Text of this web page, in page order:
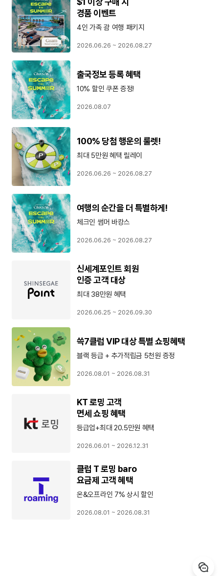
경품 이벤트
4인 가족 괌 여행 패키지
2026.06.26 ~ 2026.08.27
출국정보 등록 혜택
10% 할인 쿠폰 증정!
2026.08.07
100% 당첨 행운의 룰렛!
최대 5만원 혜택 릴레이
2026.06.26 ~ 2026.08.27
여행의 순간을 더 특별하게!
체크인 썸머 바캉스
2026.06.26 ~ 2026.08.27
신세계포인트 회원
인증 고객 대상
최대 38만원 혜택
2026.06.25 ~ 2026.09.30
쓱7클럽 VIP 대상 특별 쇼핑혜택
블랙 등급 + 추가적립금 5천원 증정
2026.08.01 ~ 2026.08.31
KT 로밍 고객
면세 쇼핑 혜택
등급업+최대 20.5만원 혜택
2026.06.01 ~ 2026.12.31
클럽 T 로밍 baro
요금제 고객 혜택
온&오프라인 7% 상시 할인
2026.08.01 ~ 2026.08.31